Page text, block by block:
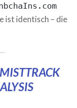
ist identisch – die